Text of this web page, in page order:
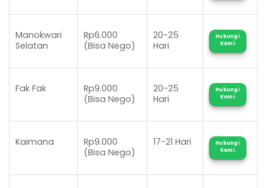
Manokwari
Selatan
Rp6.000
(Bisa Nego)
20-25
Hari
Hubungi
Kami
Fak Fak
Rp9.000
(Bisa Nego)
20-25
Hari
Hubungi
Kami
Kaimana
Rp9.000
(Bisa Nego)
17-21 Hari
Hubungi
Kami